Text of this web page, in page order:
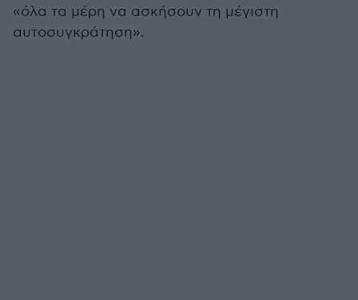
«όλα τα μέρη να ασκήσουν τη μέγιστη
αυτοσυγκράτηση».